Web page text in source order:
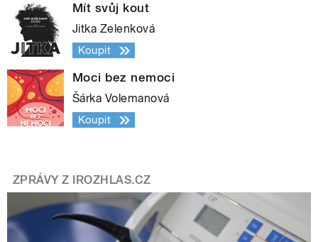
Mít svůj kout
Jitka Zelenková
Koupit
Moci bez nemoci
Šárka Volemanová
Koupit
ZPRÁVY Z IROZHLAS.CZ